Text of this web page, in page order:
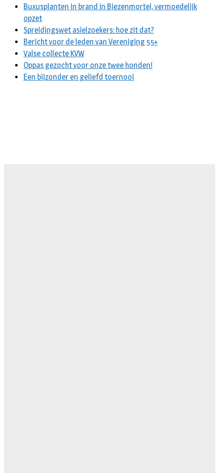
Buxusplanten in brand in Biezenmortel, vermoedelijk
opzet
Spreidingswet asielzoekers: hoe zit dat?
Bericht voor de leden van Vereniging 55+
Valse collecte KVW
Oppas gezocht voor onze twee honden!
Een bijzonder en geliefd toernooi